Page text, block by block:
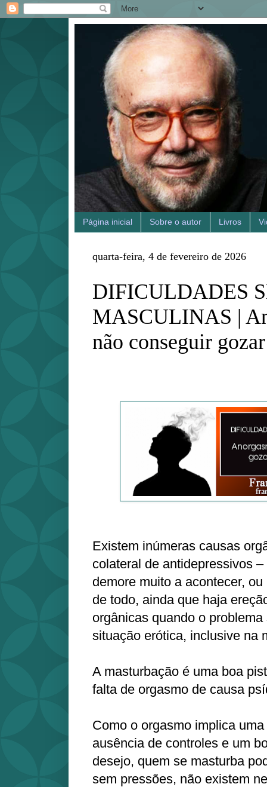
Página inicial Sobre o autor Livros
quarta-feira, 4 de fevereiro de 2026
DIFICULDADES
MASCULINAS |
não conseguir
Existem inúmeras causas
colateral de antidepressivos
demore muito a acontecer,
de todo, ainda que haja
orgânicas quando o
situação erótica, inclusive na
A masturbação é uma boa
falta de orgasmo de causa
Como o orgasmo implica
ausência de controles e um
desejo, quem se masturba
sem pressões, não existem